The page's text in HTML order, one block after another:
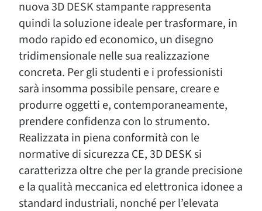
nuova 3D DESK stampante rappresenta
quindi la soluzione ideale per trasformare, in
modo rapido ed economico, un disegno
tridimensionale nelle sua realizzazione
concreta. Per gli studenti e i professionisti
sarà insomma possibile pensare, creare e
produrre oggetti e, contemporaneamente,
prendere confidenza con lo strumento.
Realizzata in piena conformità con le
normative di sicurezza CE, 3D DESK si
caratterizza oltre che per la grande precisione
e la qualità meccanica ed elettronica idonee a
standard industriali, nonché per l’elevata